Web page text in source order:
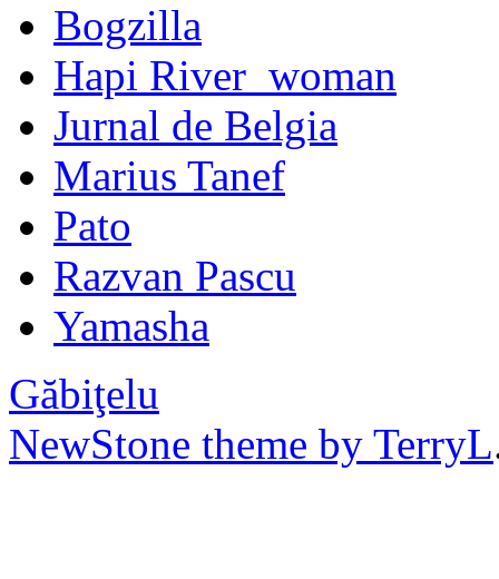
Bogzilla
Hapi River_woman
Jurnal de Belgia
Marius Tanef
Pato
Razvan Pascu
Yamasha
Găbiţelu
NewStone theme by TerryL